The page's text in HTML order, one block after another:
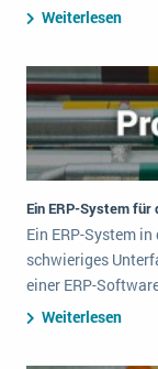
Weiterlesen
Ein ERP-System
Ein ERP-System
schwieriges
einer ERP-
Weiterlesen